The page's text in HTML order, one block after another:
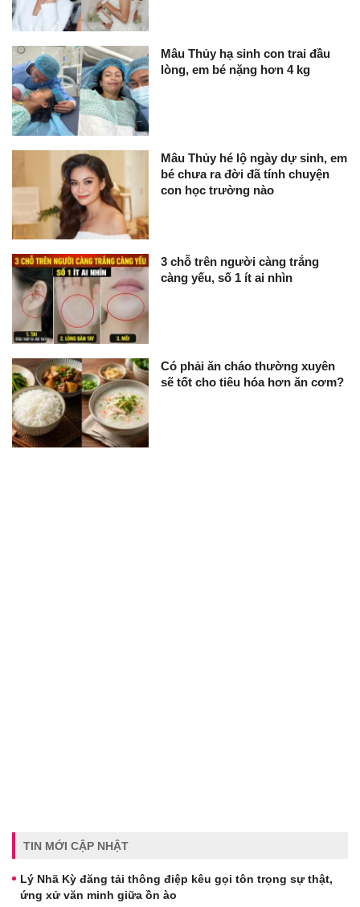
Mâu Thủy hạ sinh con trai đầu
lòng, em bé nặng hơn 4 kg
Mâu Thủy hé lộ ngày dự sinh, em
bé chưa ra đời đã tính chuyện
con học trường nào
3 chỗ trên người càng trắng
càng yếu, số 1 ít ai nhìn
Có phải ăn cháo thường xuyên
sẽ tốt cho tiêu hóa hơn ăn cơm?
TIN MỚI CẬP NHẬT
Lý Nhã Kỳ đăng tải thông điệp kêu gọi tôn trọng sự thật,
ứng xử văn minh giữa ồn ào